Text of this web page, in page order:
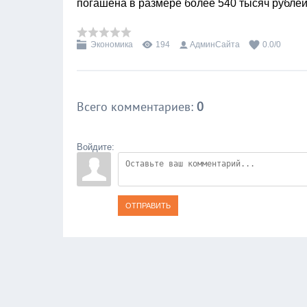
погашена в размере более 540 тысяч
Экономика 194 АдминСайта 0.0/0
Всего комментариев: 0
Войдите:
ОТПРАВИТЬ